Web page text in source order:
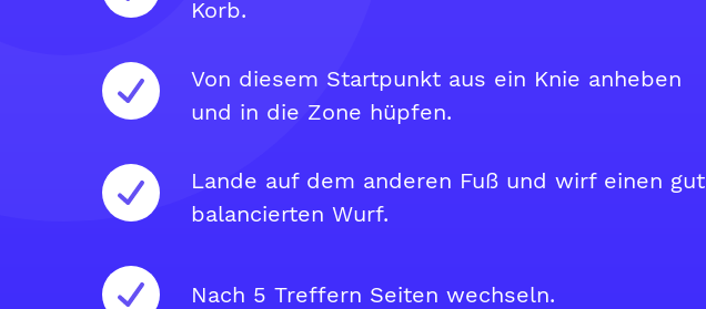
Korb.
Von diesem Startpunkt aus ein Knie anheben
und in die Zone hüpfen.
Lande auf dem anderen Fuß und wirf einen gut
balancierten Wurf.
Nach 5 Treffern Seiten wechseln.